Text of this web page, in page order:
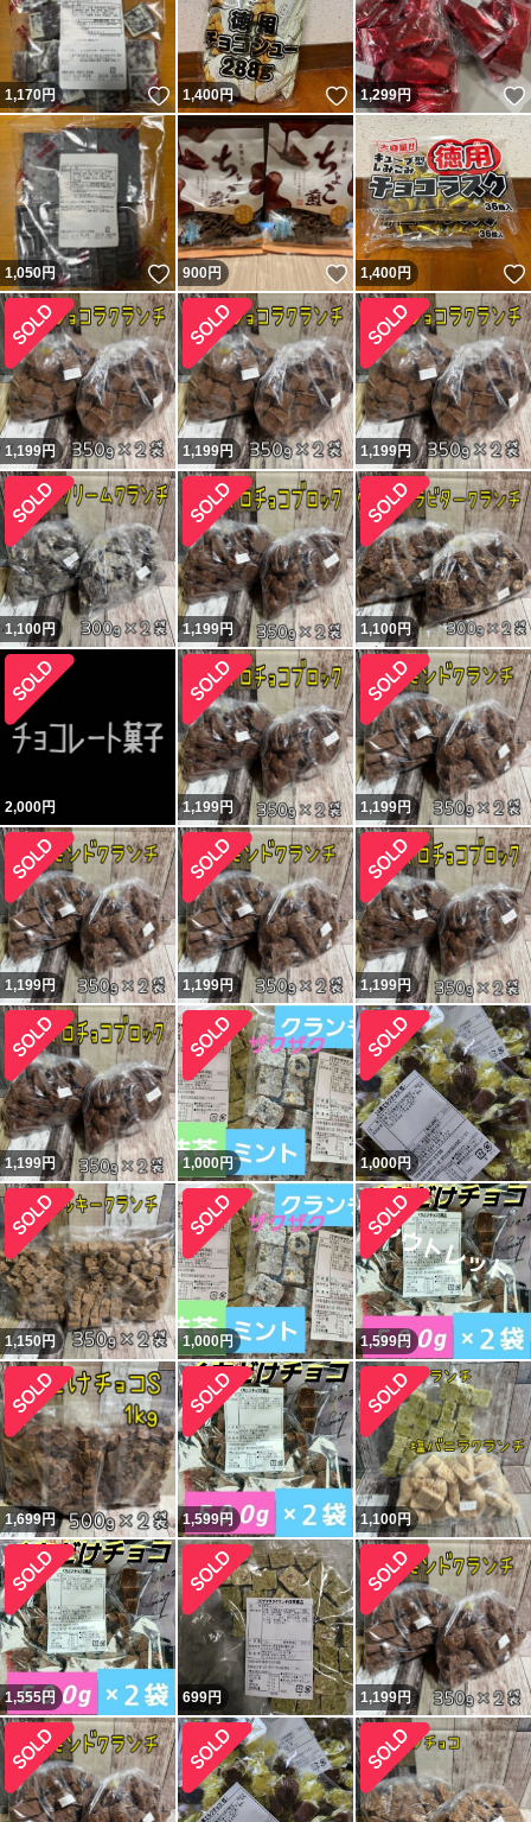
1,170円 いいね！
1,400円 いいね！
1,299円
1,050円 いいね！
900円 いいね！
1,400円
1,199円 1,199円 1,199円
1,100円 1,199円 1,100円
2,000円 1,199円 1,199円
1,199円 1,199円 1,199円
1,199円 1,000円 1,000円
1,150円 1,000円 1,599円
1,699円 1,599円 1,100円
1,555円 699円 1,199円